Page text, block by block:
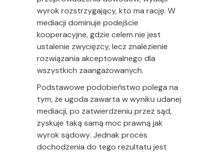
wyrok rozstrzygający, kto ma rację. W
mediacji dominuje podejście
kooperacyjne, gdzie celem nie jest
ustalenie zwycięzcy, lecz znalezienie
rozwiązania akceptowalnego dla
wszystkich zaangażowanych.
Podstawowe podobieństwo polega na
tym, że ugoda zawarta w wyniku udanej
mediacji, po zatwierdzeniu przez sąd,
zyskuje taką samą moc prawną jak
wyrok sądowy. Jednak proces
dochodzenia do tego rezultatu jest